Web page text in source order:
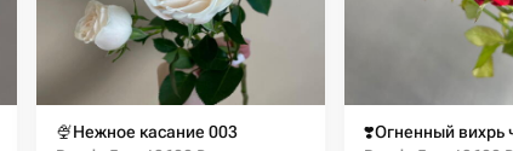
🍨Нежное касание 003
❣️Огненный вихрь